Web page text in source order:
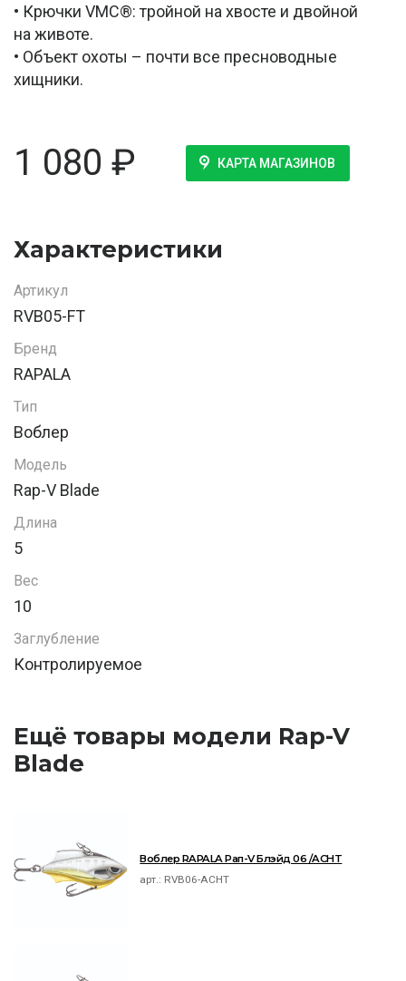
• Крючки VMC®: тройной на хвосте и двойной
на животе.
• Объект охоты – почти все пресноводные
хищники.
1 080 ₽ КАРТА МАГАЗИНОВ
Характеристики
Артикул
RVB05-FT
Бренд
RAPALA
Тип
Воблер
Модель
Rap-V Blade
Длина
5
Вес
10
Заглубление
Контролируемое
Ещё товары модели Rap-V
Blade
Воблер RAPALA Рап-V Блэйд 06 /ACHT
арт.: RVB06-ACHT